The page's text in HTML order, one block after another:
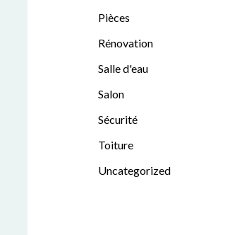
Pièces
Rénovation
Salle d'eau
Salon
Sécurité
Toiture
Uncategorized